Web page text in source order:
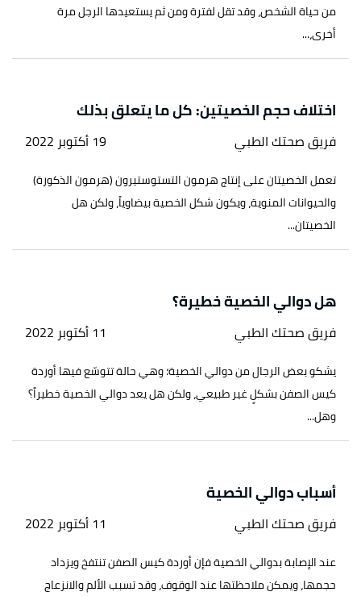
من حياة الشخص، وقد تقل لفترة ومن ثم يستعيدها الرجل مرة
أخرى،...
اختلاف حجم الخصيتين: كل ما يتعلق بذلك
فريق صحتك الطبي 19 أكتوبر 2022
تعمل الخصيتان على إنتاج هرمون التستوستيرون (هرمون الذكورة)
والحيوانات المنوية، ويكون شكل الخصية بيضاوياً، ولكن هل
الخصيتان...
هل دوالي الخصية خطيرة؟
فريق صحتك الطبي 11 أكتوبر 2022
يشكو بعض الرجال من دوالي الخصية؛ وهي حالة تتوسّع فيها أوردة
كيس الصفن بشكلٍ غير طبيعي، ولكن هل يعد دوالي الخصية خطيراً؟
وهل...
أسباب دوالي الخصية
فريق صحتك الطبي 11 أكتوبر 2022
عند الإصابة بدوالي الخصية فإن أوردة كيس الصفن تنتفخ ويزداد
حجمها، ويمكن ملاحظتها عند الوقوف، وقد تسبب الألم والانزعاج